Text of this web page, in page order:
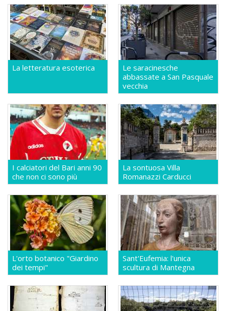
La letteratura esoterica
Le saracinesche
abbassate a San Pasquale
vecchia
I calciatori del Bari anni 90
che non ci sono più
La sontuosa Villa
Romanazzi Carducci
L'orto botanico "Giardino
dei tempi"
Sant'Eufemia: l'unica
scultura di Mantegna